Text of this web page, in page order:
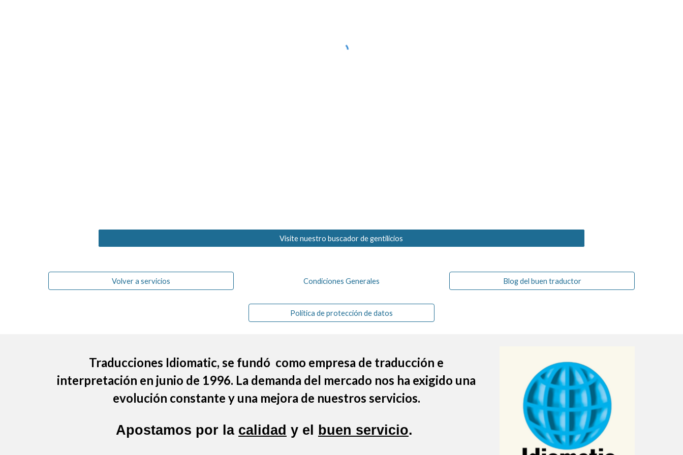
Visite nuestro buscador de gentilicios
Volver a servicios Condiciones Generales
Política de protección de datos
Blog del buen traductor
Traducciones Idiomatic, se fundó como empresa de traducción e
interpretación en junio de 1996. La demanda del mercado nos ha exigido una
evolución constante y una mejora de nuestros servicios.
Apostamos por la calidad y el buen servicio.